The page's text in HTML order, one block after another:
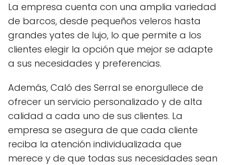
La empresa cuenta con una amplia variedad
de barcos, desde pequeños veleros hasta
grandes yates de lujo, lo que permite a los
clientes elegir la opción que mejor se adapte
a sus necesidades y preferencias.
Además, Caló des Serral se enorgullece de
ofrecer un servicio personalizado y de alta
calidad a cada uno de sus clientes. La
empresa se asegura de que cada cliente
reciba la atención individualizada que
merece y de que todas sus necesidades sean